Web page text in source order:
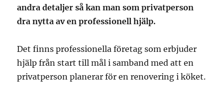
andra detaljer så kan man som privatperson
dra nytta av en professionell hjälp.
Det finns professionella företag som erbjuder
hjälp från start till mål i samband med att en
privatperson planerar för en renovering i köket.